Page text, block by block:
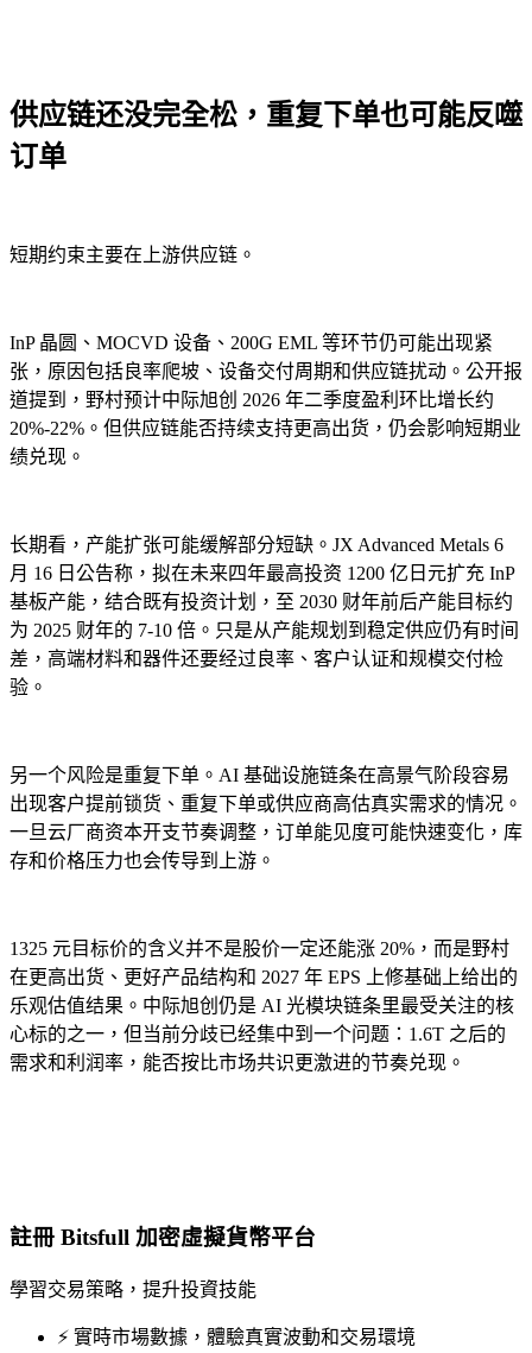
供应链还没完全松，重复下单也可能反噬
订单
短期约束主要在上游供应链。
InP 晶圆、MOCVD 设备、200G EML 等环节仍可能出现紧
张，原因包括良率爬坡、设备交付周期和供应链扰动。公开报
道提到，野村预计中际旭创 2026 年二季度盈利环比增长约
20%-22%。但供应链能否持续支持更高出货，仍会影响短期业
绩兑现。
长期看，产能扩张可能缓解部分短缺。JX Advanced Metals 6
月 16 日公告称，拟在未来四年最高投资 1200 亿日元扩充 InP
基板产能，结合既有投资计划，至 2030 财年前后产能目标约
为 2025 财年的 7-10 倍。只是从产能规划到稳定供应仍有时间
差，高端材料和器件还要经过良率、客户认证和规模交付检
验。
另一个风险是重复下单。AI 基础设施链条在高景气阶段容易
出现客户提前锁货、重复下单或供应商高估真实需求的情况。
一旦云厂商资本开支节奏调整，订单能见度可能快速变化，库
存和价格压力也会传导到上游。
1325 元目标价的含义并不是股价一定还能涨 20%，而是野村
在更高出货、更好产品结构和 2027 年 EPS 上修基础上给出的
乐观估值结果。中际旭创仍是 AI 光模块链条里最受关注的核
心标的之一，但当前分歧已经集中到一个问题：1.6T 之后的
需求和利润率，能否按比市场共识更激进的节奏兑现。
註冊 Bitsfull 加密虛擬貨幣平台
學習交易策略，提升投資技能
⚡️ 實時市場數據，體驗真實波動和交易環境